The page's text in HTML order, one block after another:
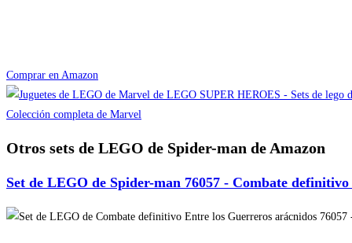
Comprar en Amazon
Colección completa de Marvel
Otros sets de LEGO de Spider-man de Amazon
Set de LEGO de Spider-man 76057 - Combate